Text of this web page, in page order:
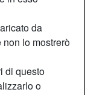
da
lo mostrerò
di questo
o